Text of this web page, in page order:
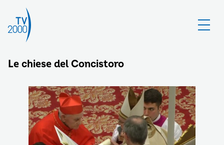
Le chiese del Concistoro